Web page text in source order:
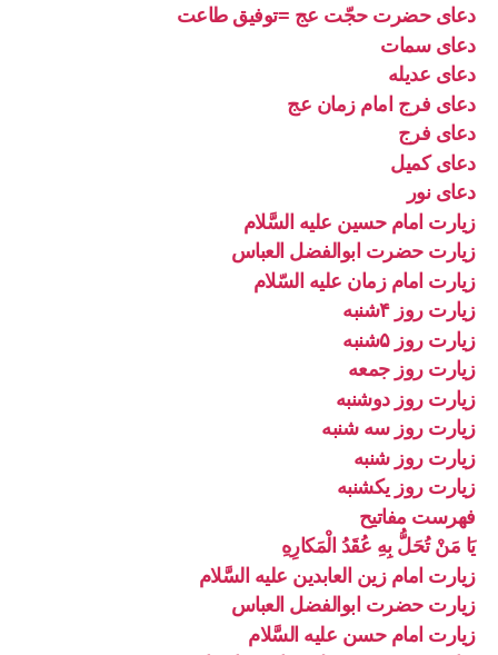
دعای حضرت حجّت عج =توفیق طاعت
دعای سمات
دعای عدیله
دعای فرج امام زمان عج
دعای فرج
دعای کمیل
دعای نور
زیارت امام حسین علیه السَّلام
زیارت حضرت ابوالفضل العباس
زیارت امام زمان علیه السّلام
زیارت روز ۴شنبه
زیارت روز ۵شنبه
زیارت روز جمعه
زیارت روز دوشنبه
زیارت روز سه شنبه
زیارت روز شنبه
زیارت روز یکشنبه
فهرست مفاتیح
يَا مَنْ تُحَلُّ بِهِ عُقَدُ الْمَكارِهِ
زیارت امام زین العابدین علیه السَّلام
زیارت حضرت ابوالفضل العباس
زیارت امام حسن علیه السَّلام